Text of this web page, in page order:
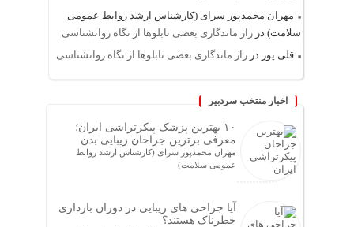
مهران محمدپور سرای (کارشناس ارشد روابط عمومی
سلامت) در راز ماندگاری بعضی تابلوها از نگاه روانشناسی
قلی پور در راز ماندگاری بعضی تابلوها از نگاه روانشناسی
اخبار منتخب سردبیر
۱۰ بهترین پزشک پیکرتراشی ایران؛
معرفی برترین جراحان زیبایی بدن
مهران محمدپور سرای (کارشناس ارشد روابط
عمومی سلامت)
آیا جراحی های زیبایی در دوران بارداری
خطرناک هستند؟